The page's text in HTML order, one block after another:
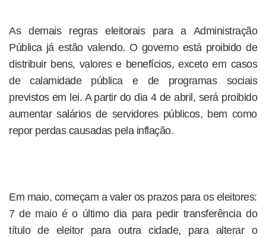
As demais regras eleitorais para a Administração
Pública já estão valendo. O governo está proibido de
distribuir bens, valores e benefícios, exceto em casos
de calamidade pública e de programas sociais
previstos em lei. A partir do dia 4 de abril, será proibido
aumentar salários de servidores públicos, bem como
repor perdas causadas pela inflação.
Em maio, começam a valer os prazos para os eleitores:
7 de maio é o último dia para pedir transferência do
título de eleitor para outra cidade, para alterar o